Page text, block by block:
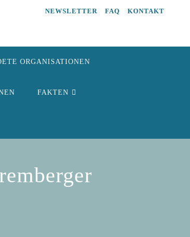
NEWSLETTER FAQ KONTAKT
ORGANISATIONEN
FAKTEN